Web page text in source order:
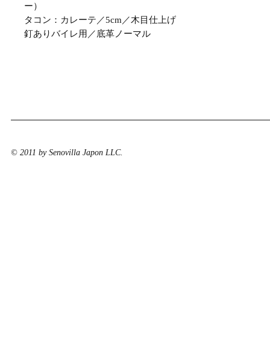
ー）
タコン：カレーテ／5cm／木目仕上げ
釘ありバイレ用／底革ノーマル
© 2011 by Senovilla Japon LLC.